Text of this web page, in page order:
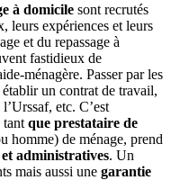
à domicile sont recrutés
leurs expériences et leurs
et du repassage à
fastidieux de
ménagère. Passer par les
établir un contrat de travail,
etc. C’est
tant que prestataire de
homme) de ménage, prend
et administratives. Un
mais aussi une garantie